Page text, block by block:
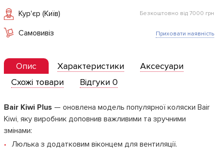
Кур'єр (Київ) Безкоштовно від 7000 грн
Самовивіз Приховати наявність
Опис Характеристики
Аксесуари
Схожі товари
Відгуки 0
Bair Kiwi Plus — оновлена модель популярної коляски Bair
Kiwi, яку виробник доповнив важливими та зручними
змінами:
Люлька з додатковим віконцем для вентиляції.